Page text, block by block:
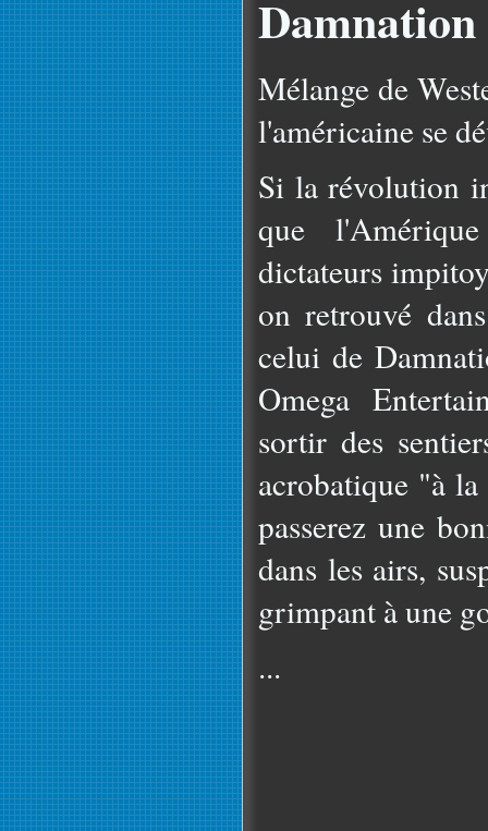
Damnation
Mélange de
l'américaine se
Si la révolution
que
dictateurs
on retrouvé
celui de
Omega
sortir des
acrobatique "à
passerez une
dans les airs,
grimpant à une
...